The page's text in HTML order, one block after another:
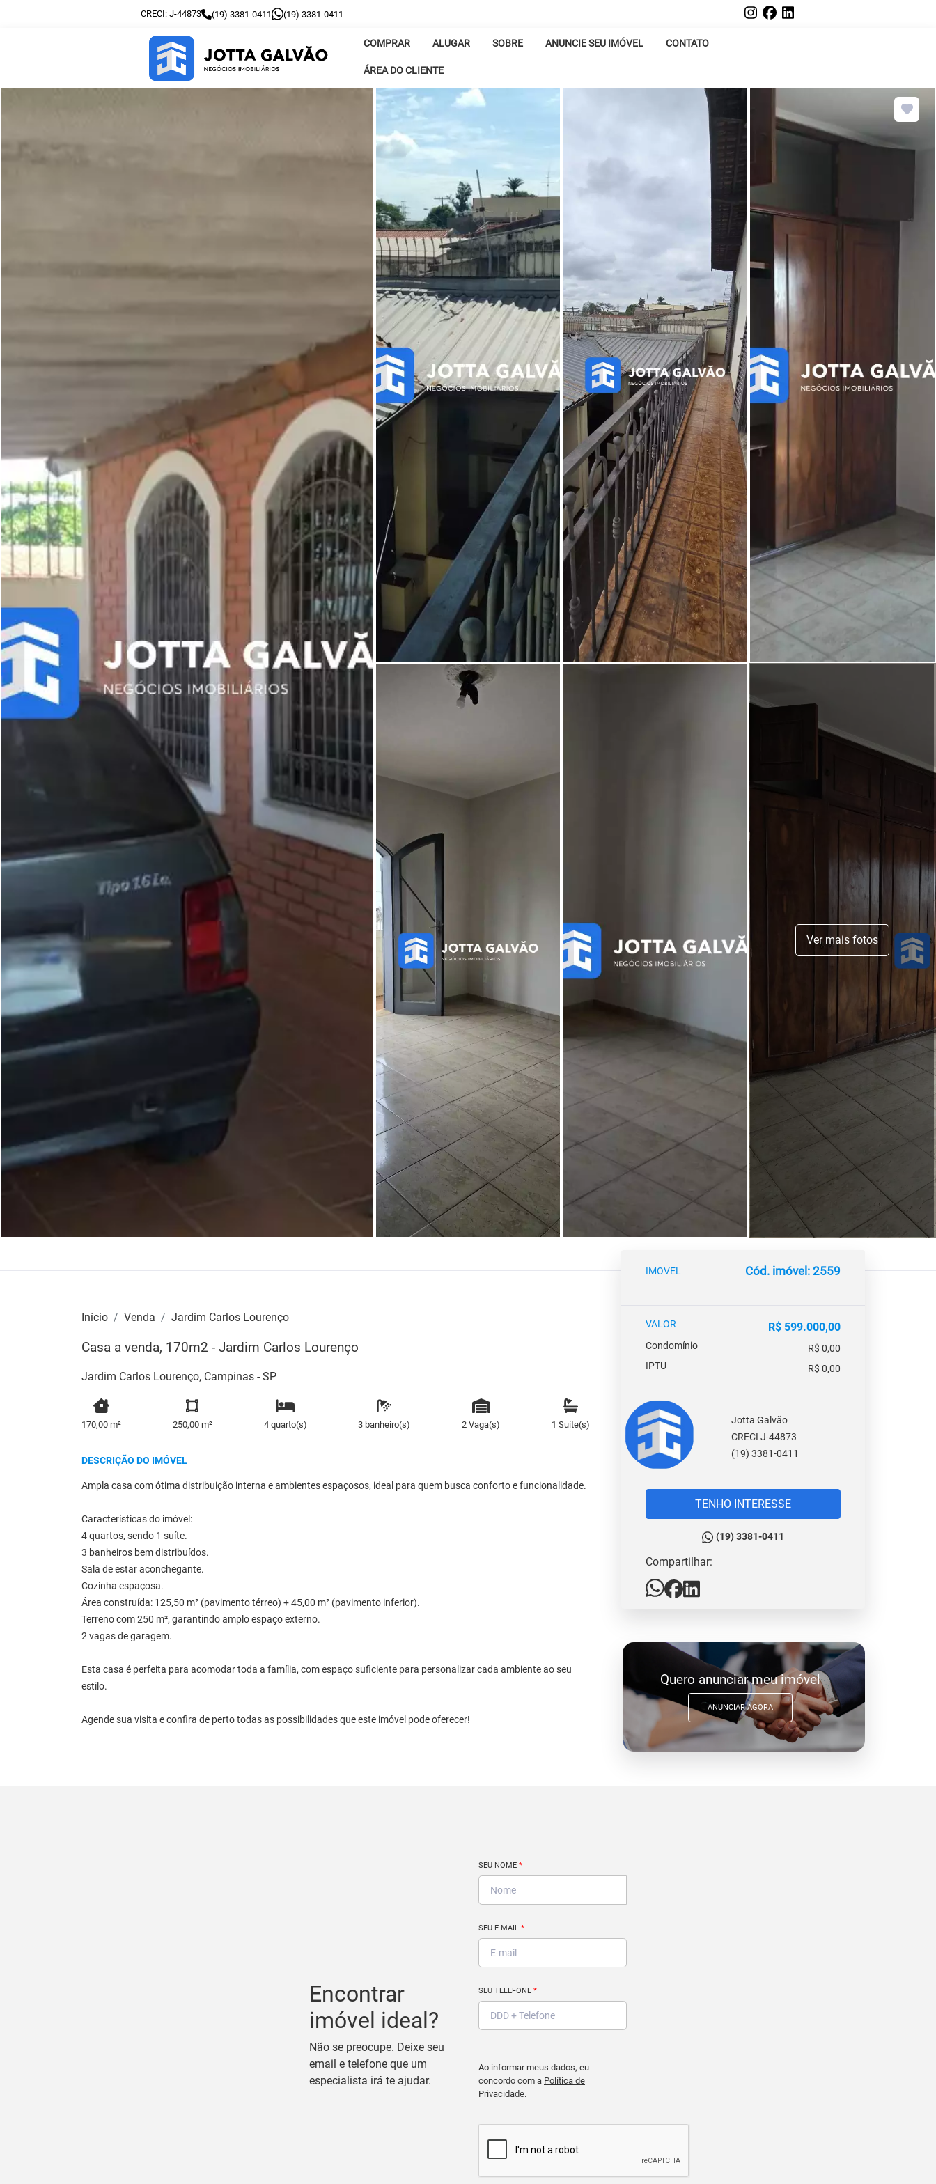
CRECI: J-44873 (19) 3381-0411 (19) 3381-0411
COMPRAR ALUGAR SOBRE ANUNCIE SEU IMÓVEL CONTATO
ÁREA DO CLIENTE
Ver mais fotos
Início Venda Jardim Carlos Lourenço
Casa a venda, 170m2 - Jardim Carlos Lourenço
Jardim Carlos Lourenço, Campinas - SP
170,00 m² 250,00 m² 4 quarto(s) 3 banheiro(s) 2 Vaga(s) 1 Suíte(s)
DESCRIÇÃO DO IMÓVEL
Ampla casa com ótima distribuição interna e ambientes espaçosos, ideal para quem busca conforto e funcionalidade.
Características do imóvel:
4 quartos, sendo 1 suíte.
3 banheiros bem distribuídos.
Sala de estar aconchegante.
Cozinha espaçosa.
Área construída: 125,50 m² (pavimento térreo) + 45,00 m² (pavimento inferior).
Terreno com 250 m², garantindo amplo espaço externo.
2 vagas de garagem.
Esta casa é perfeita para acomodar toda a família, com espaço suficiente para personalizar cada ambiente ao seu
estilo.
Agende sua visita e confira de perto todas as possibilidades que este imóvel pode oferecer!
IMOVEL Cód. imóvel: 2559
VALOR R$ 599.000,00
Condomínio
R$ 0,00
IPTU
R$ 0,00
Jotta Galvão
CRECI J-44873
(19) 3381-0411
TENHO INTERESSE
(19) 3381-0411
Compartilhar:
Quero anunciar meu imóvel
ANUNCIAR AGORA
Encontrar
imóvel ideal?
Não se preocupe. Deixe seu
email e telefone que um
especialista irá te ajudar.
SEU NOME *
SEU E-MAIL *
SEU TELEFONE *
Ao informar meus dados, eu
concordo com a Política de
Privacidade.